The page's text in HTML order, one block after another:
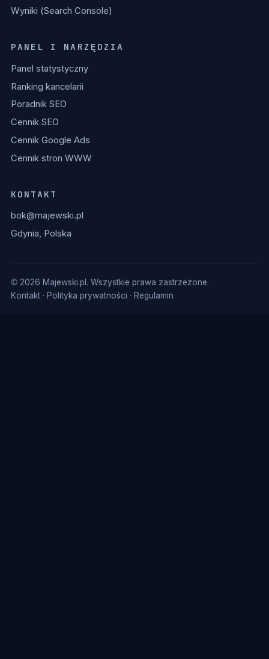
Wyniki (Search Console)
PANEL I NARZĘDZIA
Panel statystyczny
Ranking kancelarii
Poradnik SEO
Cennik SEO
Cennik Google Ads
Cennik stron WWW
KONTAKT
bok@majewski.pl
Gdynia, Polska
© 2026 Majewski.pl. Wszystkie prawa zastrzeżone.
Kontakt· Polityka prywatności · Regulamin